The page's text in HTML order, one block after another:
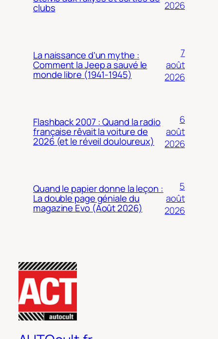
clubs
2026
La naissance d’un mythe :
Comment la Jeep a sauvé le
monde libre (1941-1945)
7
août
2026
Flashback 2007 : Quand la radio
française rêvait la voiture de
2026 (et le réveil douloureux)
6
août
2026
Quand le papier donne la leçon :
La double page géniale du
magazine Evo (Août 2026)
5
août
2026